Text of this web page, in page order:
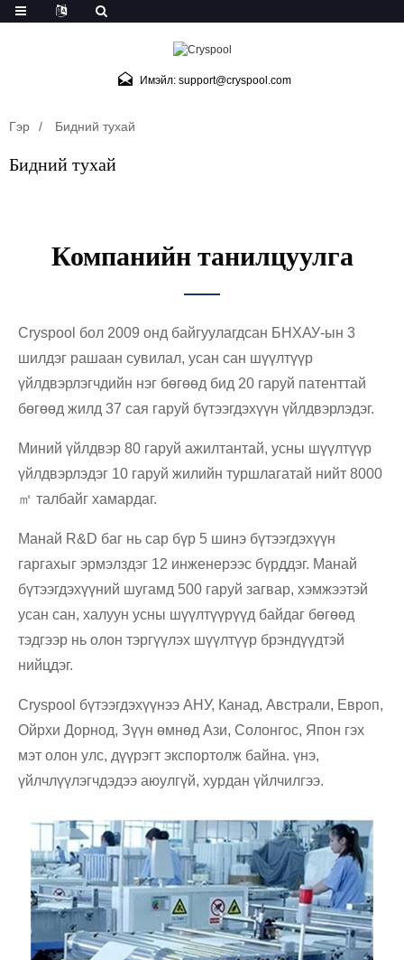
Имэйл: support@cryspool.com
Гэр Бидний тухай
Бидний тухай
Компанийн танилцуулга
Cryspool бол 2009 онд байгуулагдсан БНХАУ-ын 3
шилдэг рашаан сувилал, усан сан шүүлтүүр
үйлдвэрлэгчдийн нэг бөгөөд бид 20 гаруй патенттай
бөгөөд жилд 37 сая гаруй бүтээгдэхүүн үйлдвэрлэдэг.
Миний үйлдвэр 80 гаруй ажилтантай, усны шүүлтүүр
үйлдвэрлэдэг 10 гаруй жилийн туршлагатай нийт 8000
㎡ талбайг хамардаг.
Манай R&D баг нь сар бүр 5 шинэ бүтээгдэхүүн
гаргахыг эрмэлздэг 12 инженерээс бүрддэг. Манай
бүтээгдэхүүний шугамд 500 гаруй загвар, хэмжээтэй
усан сан, халуун усны шүүлтүүрүүд байдаг бөгөөд
тэдгээр нь олон тэргүүлэх шүүлтүүр брэндүүдтэй
нийцдэг.
Cryspool бүтээгдэхүүнээ АНУ, Канад, Австрали, Европ,
Ойрхи Дорнод, Зүүн өмнөд Ази, Солонгос, Япон гэх
мэт олон улс, дүүрэгт экспортолж байна. үнэ,
үйлчлүүлэгчдэдээ аюулгүй, хурдан үйлчилгээ.